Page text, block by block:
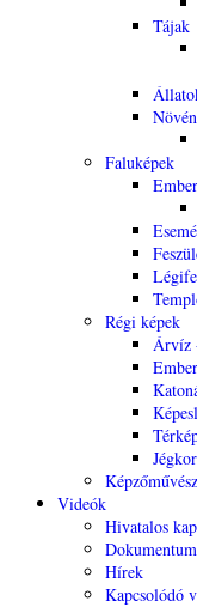
Tájak
Faluképek
Régi képek
Árvíz
Videók
Hivatalos
Hírek
Kapcsolódó